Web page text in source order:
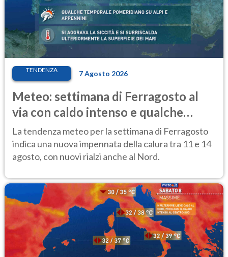
TENDENZA 7 Agosto 2026
Meteo: settimana di Ferragosto al
via con caldo intenso e qualche
temporale
La tendenza meteo per la settimana di Ferragosto
indica una nuova impennata della calura tra 11 e 14
agosto, con nuovi rialzi anche al Nord.